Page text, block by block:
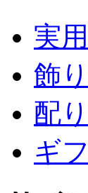
実
飾
配
ギ